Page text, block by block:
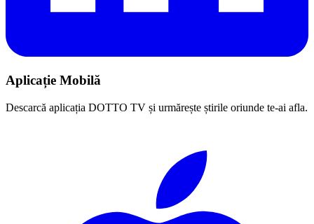
Aplicație Mobilă
Descarcă aplicația DOTTO TV și urmărește știrile oriunde te-ai afla.